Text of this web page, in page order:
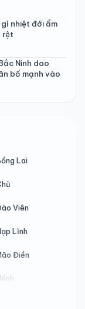
gì nhiệt đới ẩm
rệt
Ninh dao
bố mạnh vào
Lai
Viên
Lĩnh
Điền
Xá